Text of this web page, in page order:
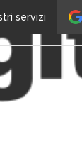
servizi